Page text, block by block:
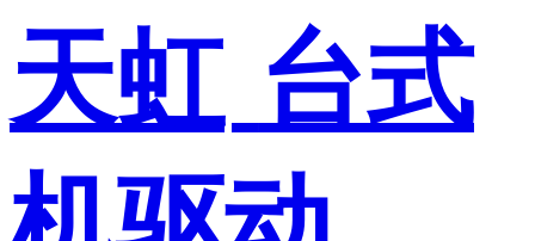
天虹 台式